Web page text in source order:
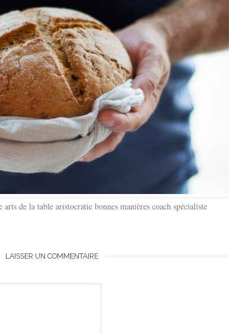
de la table aristocratie bonnes manières coach spécialiste
LAISSER UN COMMENTAIRE